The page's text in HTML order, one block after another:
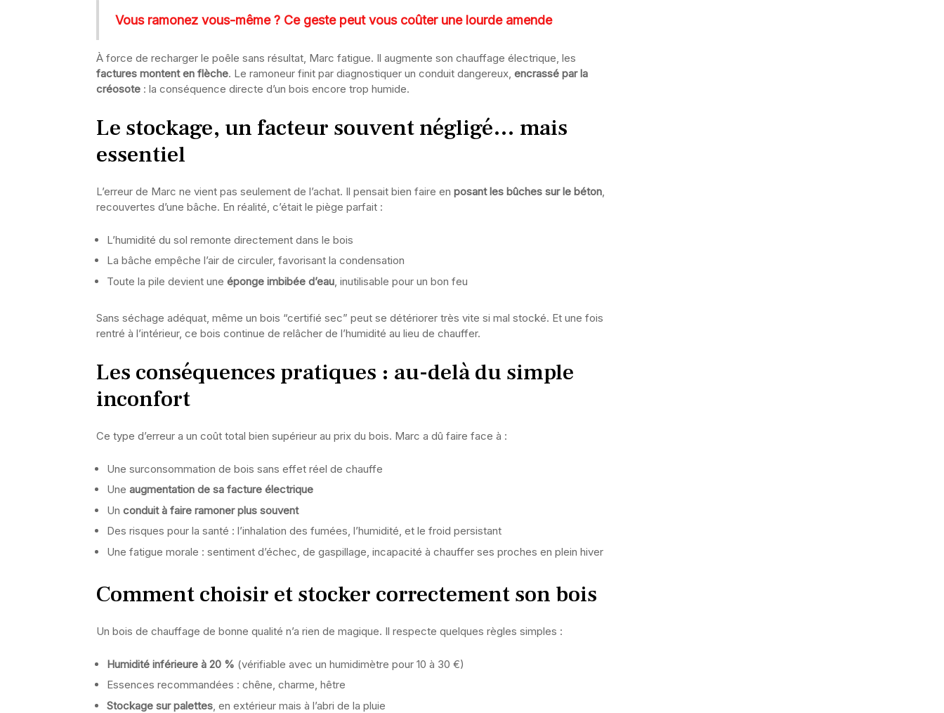
Vous ramonez vous-même ? Ce geste peut vous coûter une lourde amende
À force de recharger le poêle sans résultat, Marc fatigue. Il augmente son chauffage électrique, les
factures montent en flèche. Le ramoneur finit par diagnostiquer un conduit dangereux, encrassé par la
créosote : la conséquence directe d’un bois encore trop humide.
Le stockage, un facteur souvent négligé… mais
essentiel
L’erreur de Marc ne vient pas seulement de l’achat. Il pensait bien faire en posant les bûches sur le béton
recouvertes d’une bâche. En réalité, c’était le piège parfait :
L’humidité du sol remonte directement dans le bois
La bâche empêche l’air de circuler, favorisant la condensation
Toute la pile devient une éponge imbibée d’eau , inutilisable pour un bon feu
Sans séchage adéquat, même un bois “certifié sec” peut se détériorer très vite si mal stocké. Et une fois
rentré à l’intérieur, ce bois continue de relâcher de l’humidité au lieu de chauffer.
Les conséquences pratiques : au-delà du simple
inconfort
Ce type d’erreur a un coût total bien supérieur au prix du bois. Marc a dû faire face à :
Une surconsommation de bois sans effet réel de chauffe
Une augmentation de sa facture électrique
Un conduit à faire ramoner plus souvent
Des risques pour la santé : l’inhalation des fumées, l’humidité, et le froid persistant
Une fatigue morale : sentiment d’échec, de gaspillage, incapacité à chauffer ses proches en plein hiver
Comment choisir et stocker correctement son bois
Un bois de chauffage de bonne qualité n’a rien de magique. Il respecte quelques règles simples :
Humidité inférieure à 20 % (vérifiable avec un humidimètre pour 10 à 30 €)
Essences recommandées : chêne, charme, hêtre
Stockage sur palettes , en extérieur mais à l’abri de la pluie